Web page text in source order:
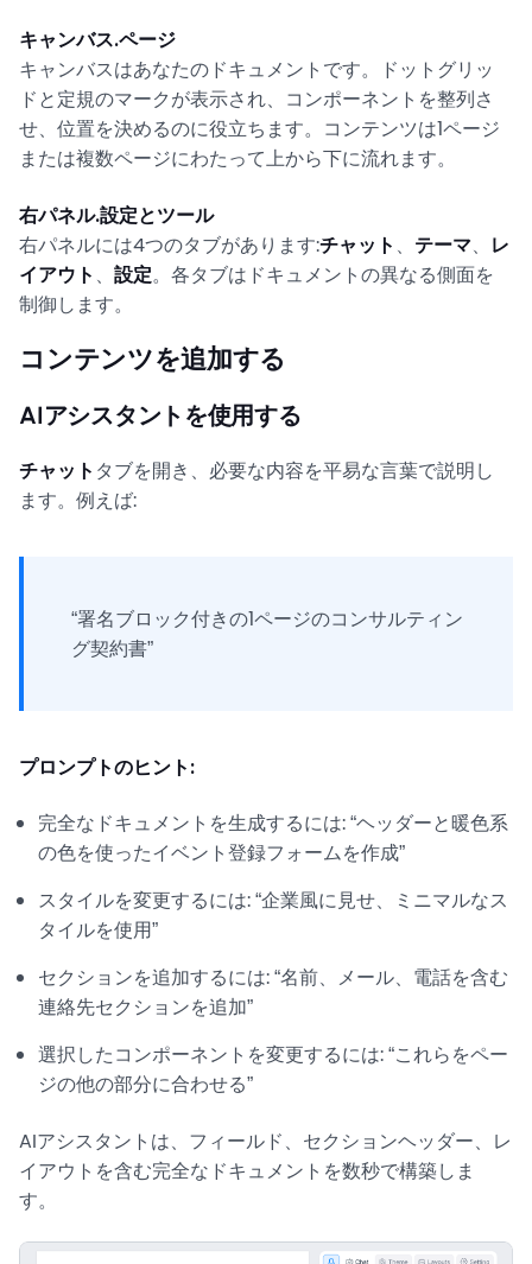
キャンバス.ページ
キャンバスはあなたのドキュメントです。ドットグリッ
ドと定規のマークが表示され、コンポーネントを整列さ
せ、位置を決めるのに役立ちます。コンテンツは1ページ
または複数ページにわたって上から下に流れます。
右パネル.設定とツール
右パネルには4つのタブがあります:チャット 、 テーマ、 レ
イアウト 、設定。各タブはドキュメントの異なる側面を
制御します。
コンテンツを追加する
AIアシスタントを使用する
チャット タブを開き、必要な内容を平易な言葉で説明し
ます。例えば:
“署名ブロック付きの1ページのコンサルティン
グ契約書”
プロンプトのヒント:
完全なドキュメントを生成するには: “ヘッダーと暖色系
の色を使ったイベント登録フォームを作成”
スタイルを変更するには: “企業風に見せ、ミニマルなス
タイルを使用”
セクションを追加するには: “名前、メール、電話を含む
連絡先セクションを追加”
選択したコンポーネントを変更するには: “これらをペー
ジの他の部分に合わせる”
AIアシスタントは、フィールド、セクションヘッダー、レ
イアウトを含む完全なドキュメントを数秒で構築しま
す。